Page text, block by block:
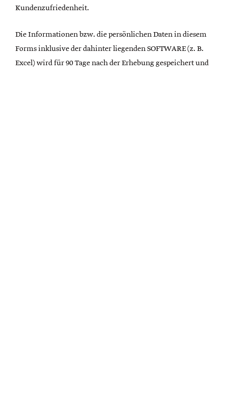
Kundenzufriedenheit.
Die Informationen bzw. die persönlichen Daten in diesem
Forms inklusive der dahinter liegenden SOFTWARE (z. B.
Excel) wird für 90 Tage nach der Erhebung gespeichert und